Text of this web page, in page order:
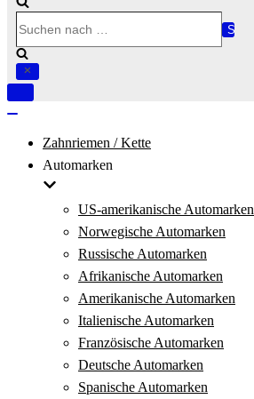
nach …
Navigation
Zahnriemen / Kette
Automarken
US-amerikanische Automarken
Norwegische Automarken
Russische Automarken
Afrikanische Automarken
Amerikanische Automarken
Italienische Automarken
Französische Automarken
Deutsche Automarken
Spanische Automarken